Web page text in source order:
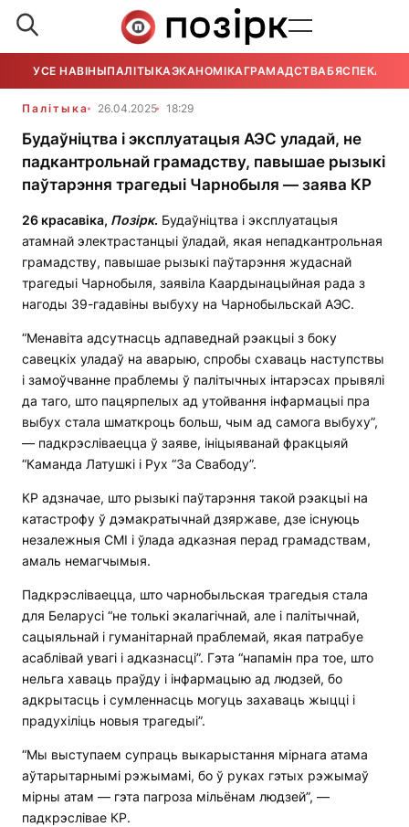
УСЕ НАВІНЫПАЛІТЫКАЭКАНОМІКАГРАМАДСТВАБЯСПЕКА
Палітыка 26.04.2025 18:29
Будаўніцтва і эксплуатацыя АЭС уладай, не
падкантрольнай грамадству, павышае рызыкі
паўтарэння трагедыі Чарнобыля — заява КР
26 красавіка, Позірк. Будаўніцтва і эксплуатацыя
атамнай электрастанцыі ўладай, якая непадкантрольная
грамадству, павышае рызыкі паўтарэння жудаснай
трагедыі Чарнобыля, заявіла Каардынацыйная рада з
нагоды 39-гадавіны выбуху на Чарнобыльскай АЭС.
“Менавіта адсутнасць адпаведнай рэакцыі з боку
савецкіх уладаў на аварыю, спробы схаваць наступствы
і замоўчванне праблемы ў палітычных інтарэсах прывялі
да таго, што пацярпелых ад утойвання інфармацыі пра
выбух стала шматкроць больш, чым ад самога выбуху”,
— падкрэсліваецца ў заяве, ініцыяванай фракцыяй
“Каманда Латушкі і Рух “За Свабоду”.
КР адзначае, што рызыкі паўтарэння такой рэакцыі на
катастрофу ў дэмакратычнай дзяржаве, дзе існуюць
незалежныя СМІ і ўлада адказная перад грамадствам,
амаль немагчымыя.
Падкрэсліваецца, што чарнобыльская трагедыя стала
для Беларусі “не толькі экалагічнай, але і палітычнай,
сацыяльнай і гуманітарнай праблемай, якая патрабуе
асаблівай увагі і адказнасці”. Гэта “напамін пра тое, што
нельга хаваць праўду і інфармацыю ад людзей, бо
адкрытасць і сумленнасць могуць захаваць жыцці і
прадухіліць новыя трагедыі”.
“Мы выступаем супраць выкарыстання мірнага атама
аўтарытарнымі рэжымамі, бо ў руках гэтых рэжымаў
мірны атам — гэта пагроза мільёнам людзей”, —
падкрэслівае КР.